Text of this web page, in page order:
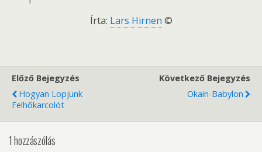
Írta: Lars Hirnen ©
Előző Bejegyzés
Hogyan Lopjunk
Felhőkarcolót
Következő Bejegyzés
Okain-Babylon
1 hozzászólás